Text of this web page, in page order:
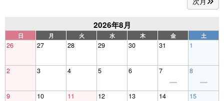
2026年8月
日 月 火 水 木 金 土
26 27 28 29 30 31 1
2 3 4 5 6 7 8
9 10 11 12 13 14 15